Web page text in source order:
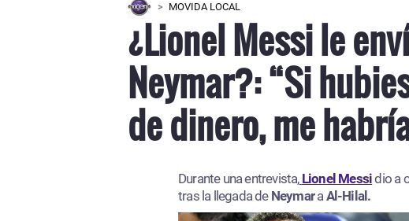
MOVIDA LOCAL
¿Lionel Messi le
Neymar?: “Si
de dinero, me
Durante una entrevista, Lionel Messidio a
tras la llegada de NeymaraAl-Hilal.